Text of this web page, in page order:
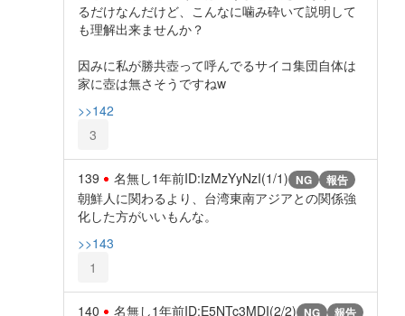
るだけなんだけど、こんなに噛み砕いて説明して
も理解出来ませんか？
因みに私が勝共壺って呼んでるサイコ集団自体は
家に壺は無さそうですねw
>>142
3
139 名無し1年前ID:IzMzYyNzI(1/1) NG 報告
朝鮮人に関わるより、台湾東南アジアとの関係強
化した方がいいもんな。
>>143
1
140 名無し1年前ID:E5NTc3MDI(2/2) NG 報告